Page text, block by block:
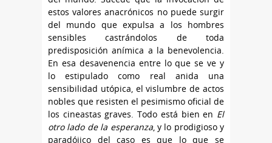
estos valores anacrónicos no puede surgir
del mundo que expulsa a los hombres
sensibles castrándolos de toda
predisposición anímica a la benevolencia.
En esa desavenencia entre lo que se ve y
lo estipulado como real anida una
sensibilidad utópica, el vislumbre de actos
nobles que resisten el pesimismo oficial de
los cineastas graves. Todo está bien en El
otro lado de la esperanza, y lo prodigioso y
paradójico del caso es que lo que se